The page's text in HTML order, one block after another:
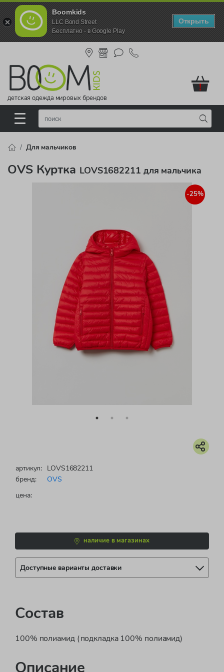
Boomkids
LLC Bond Street
Бесплатно - в Google Play
Открыть
детская одежда мировых брендов
!
Для мальчиков
OVS Куртка LOVS1682211 для мальчика
-25%
артикул: LOVS1682211
бренд:
OVS
цена:
наличие в магазинах
Доступные варианты доставки
Состав
100% полиамид (подкладка 100% полиамид)
Описание